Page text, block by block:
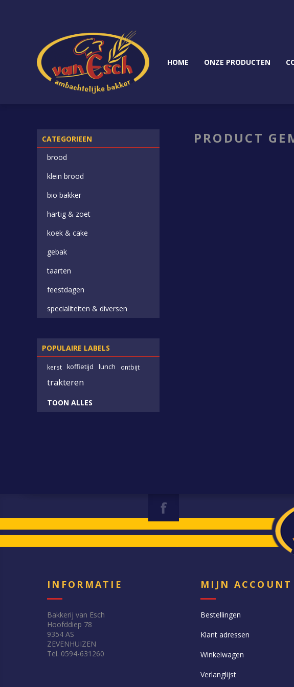
HOME ONZE PRODUCTEN
PRODUCT
CATEGORIEEN
brood
klein brood
bio bakker
hartig & zoet
koek & cake
gebak
taarten
feestdagen
specialiteiten & diversen
POPULAIRE LABELS
kerst koffietijd lunch ontbijt
trakteren
TOON ALLES
INFORMATIE
Bakkerij van Esch
Hoofddiep 78
9354 AS
ZEVENHUIZEN
Tel. 0594-631260
MIJN ACCOUNT
Bestellingen
Klant adressen
Winkelwagen
Verlanglijst